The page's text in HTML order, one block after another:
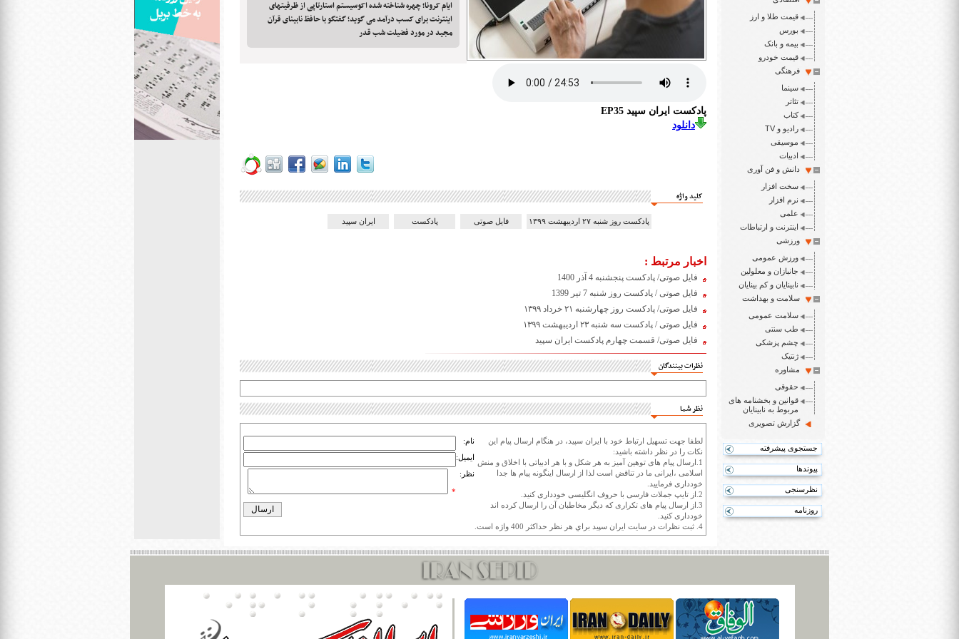
قیمت طلا و ارز
بورس
بیمه و بانک
قیمت خودرو
فرهنگی
سینما
تئاتر
کتاب
رادیو و TV
موسیقی
ادبیات
دانش و فن آوری
سخت افزار
نرم افزار
علمی
اینترنت و ارتباطات
ورزشی
ورزش عمومی
جانبازان و معلولین
نابینایان و کم بینایان
سلامت و بهداشت
سلامت عمومی
طب سنتی
چشم پزشکی
ژنتیک
مشاوره
حقوقی
قوانین و بخشنامه های
مربوط به نابینایان
گزارش تصویری
جستجوی پیشرفته
پیوندها
نظرسنجی
روزنامه
ایام کرونا؛ چهره شناخته شده اکوسیستم استارتاپی از ظرفیتهای
اینترنت برای کسب درآمد می گوید؛ گفتگو با حافظ نابینای قرآن
مجید در مورد فضیلت شب قدر
پادکست ایران سپید EP35
دانلود
کلید واژه
پادکست روز شنبه ۲۷ اردیبهشت ۱۳۹۹ فایل صوتی پادکست ایران سپید
اخبار مرتبط :
فایل صوتی/ پادکست پنجشنبه 4 آذر 1400
فایل صوتی / پادکست روز شنبه 7 تیر 1399
فایل صوتی/ پادکست روز چهارشنبه ۲۱ خرداد ۱۳۹۹
فایل صوتی / پادکست سه شنبه ۲۳ اردیبهشت ۱۳۹۹
فایل صوتی/ قسمت چهارم پادکست ایران سپید
نظرات بینندگان
نظر شما
لطفا جهت تسهیل ارتباط خود با ایران سپید، در هنگام ارسال پیام این
نکات را در نظر داشته باشید:
1.ارسال پیام های توهین آمیز به هر شکل و با هر ادبیاتی با اخلاق و منش
اسلامی ،ایرانی ما در تناقض است لذا از ارسال اینگونه پیام ها جدا
خودداری فرمایید.
2.از تایپ جملات فارسی با حروف انگلیسی خودداری کنید.
3.از ارسال پیام های تکراری که دیگر مخاطبان آن را ارسال کرده اند
خودداری کنید.
4. ثبت نظرات در سايت ايران سپيد براي هر نظر حداکثر 400 واژه است.
نام:
ایمیل:
نظر:
*